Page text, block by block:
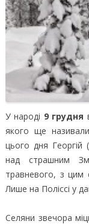
У народі 9 грудня
якого ще
цього дня
над страшним
травневого, з цим
Лише на Поліссі у
Селяни звечора